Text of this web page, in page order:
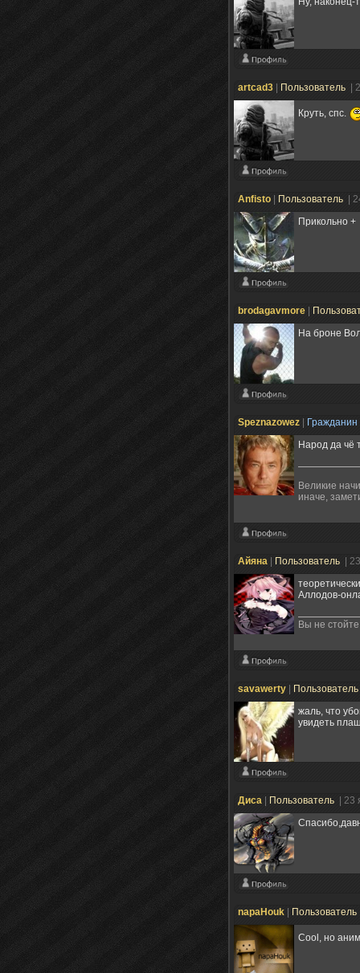
artcad3 Пользователь |
Круть, спс.
Anfisto Пользователь
|
Прикольно +
brodagavmore
На броне
Speznazowez
Гражданин
Народ да чё
Великие
иначе,
Айяна Пользователь
|
Аллодов-
Вы не
savawerty
Пользователь
жаль, что
увидеть
Диса Пользователь
|
napaHouk Пользователь
Cool, но